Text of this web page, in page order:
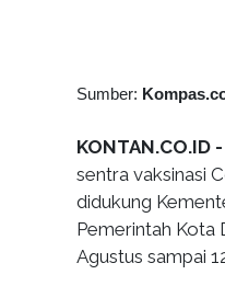
Sumber:
KONTAN.CO.ID
sentra vaksinasi
didukung
Pemerintah Kota
Agustus sampai